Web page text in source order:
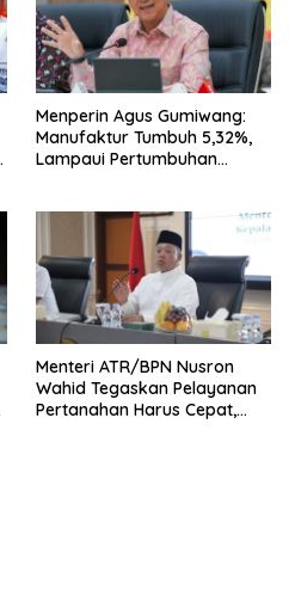
Menperin Agus Gumiwang:
Manufaktur Tumbuh 5,32%,
Lampaui Pertumbuhan
Menteri ATR/BPN Nusron
Wahid Tegaskan Pelayanan
Pertanahan Harus Cepat,